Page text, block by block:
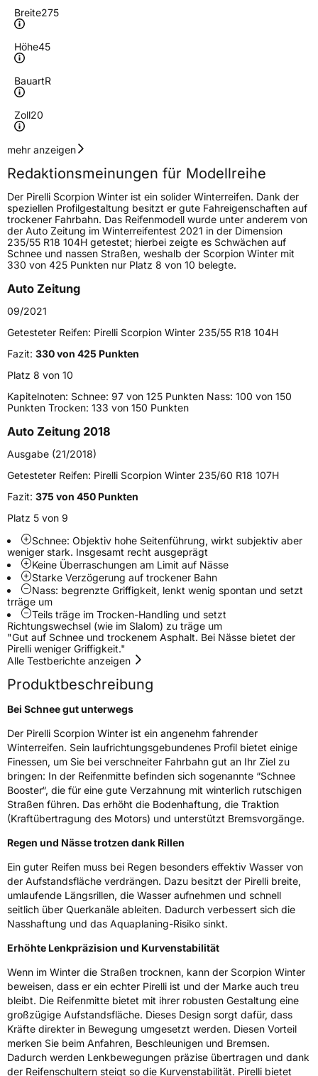
Breite275
Höhe45
BauartR
Zoll20
Geschwindigkeitsindex
Höchstgeschwindigkeit
240 km/h
Lastindex110
Höchstlast1060 kg
Gewicht (in kg)14,91 kg
Generelle Merkmale
Fahrzeugtyp
VerwendungWinterreifen
ModellnameScorpion Winter
FahrzeugartPKW & SUV
Weitere Eigenschaften
SchlauchtypTL
M+SJa
VerstärktXL
Empfohlen für PorscheN0
EU Label
EffizienzC
NasshaftungB
Rollgeräusch (dB) 69
Fahrzeugklasse C1
3PMSF / Schneeflockensymbol / Alpine-SymbolJa
EisgripNein
EPREL ID595714
Allgemeine Produktsicherheit (GPSR)
Herstellerkontakt
PIRELLI TYRE SPA, Viale Piero e Alberto
Pirelli 25 20126 Milano Italien,
www.pirelli.com,
mehr anzeigen
Redaktionsmeinungen für Modellreihe
Der Pirelli Scorpion Winter ist ein solider Winterreifen. Dank der
speziellen Profilgestaltung besitzt er gute Fahreigenschaften auf
trockener Fahrbahn. Das Reifenmodell wurde unter anderem von
der Auto Zeitung im Winterreifentest 2021 in der Dimension
235/55 R18 104H getestet; hierbei zeigte es Schwächen auf
Schnee und nassen Straßen, weshalb der Scorpion Winter mit
330 von 425 Punkten nur Platz 8 von 10 belegte.
Auto Zeitung
09/2021
Getesteter Reifen: Pirelli Scorpion Winter 235/55 R18 104H
Fazit: 330 von 425 Punkten
Platz 8 von 10
Kapitelnoten: Schnee: 97 von 125 Punkten Nass: 100 von 150
Punkten Trocken: 133 von 150 Punkten
Auto Zeitung 2018
Ausgabe (21/2018)
Getesteter Reifen: Pirelli Scorpion Winter 235/60 R18 107H
Fazit: 375 von 450 Punkten
Platz 5 von 9
Schnee: Objektiv hohe Seitenführung, wirkt subjektiv aber
weniger stark. Insgesamt recht ausgeprägt
Keine Überraschungen am Limit auf Nässe
Starke Verzögerung auf trockener Bahn
Nass: begrenzte Griffigkeit, lenkt wenig spontan und setzt
trräge um
Teils träge im Trocken-Handling und setzt
Richtungswechsel (wie im Slalom) zu träge um
"Gut auf Schnee und trockenem Asphalt. Bei Nässe bietet der
Pirelli weniger Griffigkeit."
Alle Testberichte anzeigen
Produktbeschreibung
Bei Schnee gut unterwegs
Der Pirelli Scorpion Winter ist ein angenehm fahrender
Winterreifen. Sein laufrichtungsgebundenes Profil bietet einige
Finessen, um Sie bei verschneiter Fahrbahn gut an Ihr Ziel zu
bringen: In der Reifenmitte befinden sich sogenannte “Schnee
Booster“, die für eine gute Verzahnung mit winterlich rutschigen
Straßen führen. Das erhöht die Bodenhaftung, die Traktion
(Kraftübertragung des Motors) und unterstützt Bremsvorgänge.
Regen und Nässe trotzen dank Rillen
Ein guter Reifen muss bei Regen besonders effektiv Wasser von
der Aufstandsfläche verdrängen. Dazu besitzt der Pirelli breite,
umlaufende Längsrillen, die Wasser aufnehmen und schnell
seitlich über Querkanäle ableiten. Dadurch verbessert sich die
Nasshaftung und das Aquaplaning-Risiko sinkt.
Erhöhte Lenkpräzision und Kurvenstabilität
Wenn im Winter die Straßen trocknen, kann der Scorpion Winter
beweisen, dass er ein echter Pirelli ist und der Marke auch treu
bleibt. Die Reifenmitte bietet mit ihrer robusten Gestaltung eine
großzügige Aufstandsfläche. Dieses Design sorgt dafür, dass
Kräfte direkter in Bewegung umgesetzt werden. Diesen Vorteil
merken Sie beim Anfahren, Beschleunigen und Bremsen.
Dadurch werden Lenkbewegungen präzise übertragen und dank
der Reifenschultern steigt so die Kurvenstabilität. Pirelli bietet